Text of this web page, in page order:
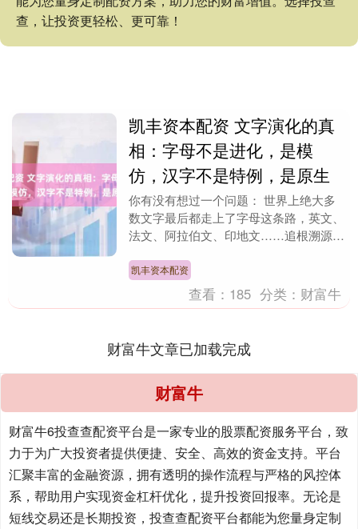
查，让投资更轻松、更可靠！
凯丰资本配资 文字演化的真
相：字母不是进化，是模
仿，汉字不是特例，是原生
你有没有想过一个问题： 世界上绝大多
数文字最后都走上了字母这条路，英文、
法文、阿拉伯文、印地文……追根溯源，
几千年了，还是那....
凯丰资本配资
查看： 185 分类： 财富牛
财富牛文章已加载完成
财富牛
财富牛6投查查配资平台是一家专业的股票配资服务平台，致
力于为广大投资者提供便捷、安全、高效的资金支持。平台
汇聚丰富的金融资源，拥有透明的操作流程与严格的风控体
系，帮助用户实现资金杠杆优化，提升投资回报率。无论是
短线交易还是长期投资，投查查配资平台都能为您量身定制